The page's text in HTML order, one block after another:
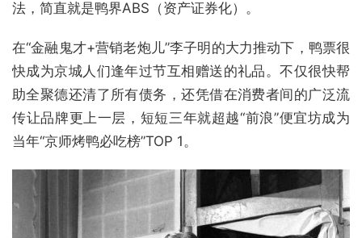
法，简直就是鸭界ABS（资产证券化）。
在“金融鬼才+营销老炮儿”李子明的大力推动下，鸭票很
快成为京城人们逢年过节互相赠送的礼品。不仅很快帮
助全聚德还清了所有债务，还凭借在消费者间的广泛流
传让品牌更上一层，短短三年就超越“前浪”便宜坊成为
当年“京师烤鸭必吃榜”TOP 1。